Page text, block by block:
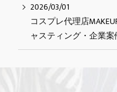
2026/03/01
コスプレ代理店
ャスティング・企業